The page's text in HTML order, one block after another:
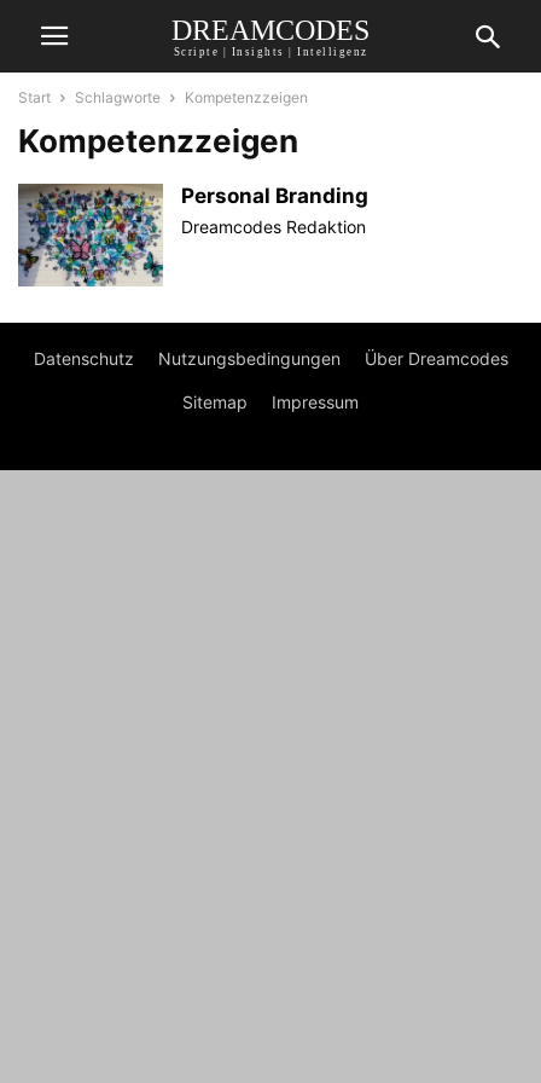
DREAMCODES
Scripte | Insights | Intelligenz
Start Schlagworte Kompetenzzeigen
Kompetenzzeigen
Personal Branding
Dreamcodes Redaktion
Datenschutz Nutzungsbedingungen Über Dreamcodes
Sitemap Impressum